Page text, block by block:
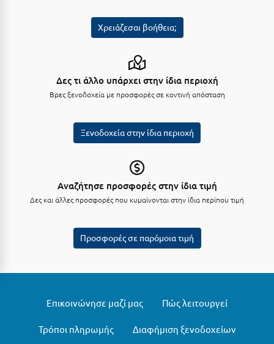
Μπαλί Κρήτης
Μπούκα Μεσσηνίας
Μύκονος
Χρειάζεσαι βοήθεια;
Δες τι άλλο υπάρχει στην ίδια περιοχή
Βρες ξενοδοχεία με προσφορές σε κοντινή απόσταση
Ξενοδοχεία στην ίδια περιοχή
Αναζήτησε προσφορές στην ίδια τιμή
Δες και άλλες προσφορές που κυμαίνονται στην ίδια περίπου τιμή
Προσφορές σε παρόμοια τιμή
Επικοινώνησε μαζί μας Πώς λειτουργεί
Τρόποι πληρωμής Διαφήμιση ξενοδοχείων